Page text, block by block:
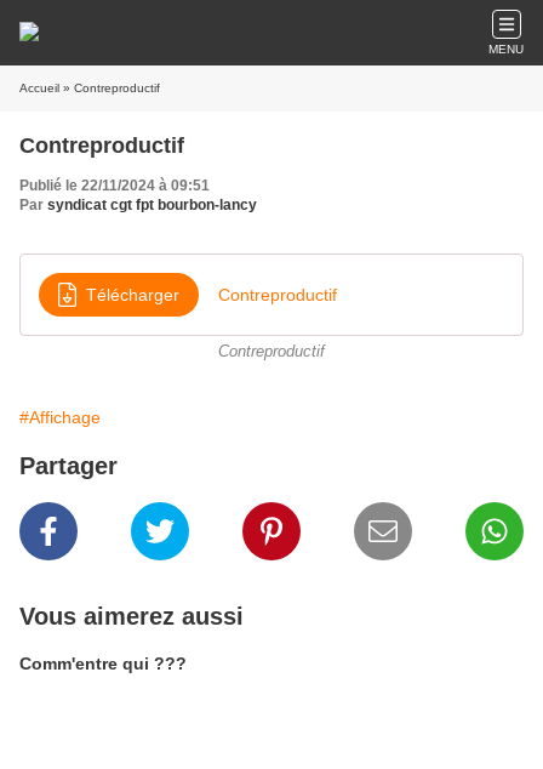
MENU
Accueil » Contreproductif
Contreproductif
Publié le 22/11/2024 à 09:51
Par syndicat cgt fpt bourbon-lancy
Télécharger Contreproductif
Contreproductif
#Affichage
Partager
Vous aimerez aussi
Comm'entre qui ???